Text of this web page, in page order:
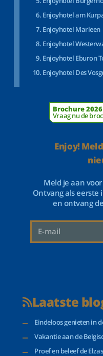
Enjoyhotel am
Enjoyhotel Marleen
Enjoyhotel
Enjoyhotel Eburon
Enjoyhotel Des
Brochure 2026
Vraag nu de
Enjoy!
Meld je aan
Ontvang als eerste
en ontvang
Laatste
Eindeloos genieten in
Vakantie aan de
Proef en beleef de Elzas